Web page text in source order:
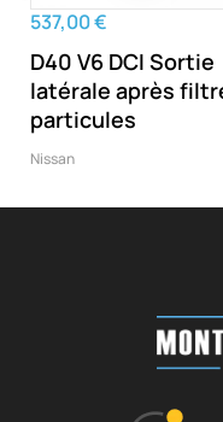
537,00 €
D40 V6 DCI Sortie
latérale après
particules
Nissan